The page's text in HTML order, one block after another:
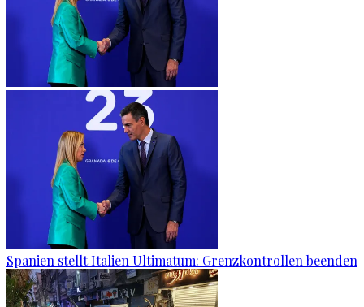
Spanien stellt Italien Ultimatum: Grenzkontrollen beenden